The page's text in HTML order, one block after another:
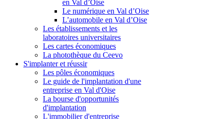
en Val d’Oise
Le numérique en Val d’Oise
L’automobile en Val d’Oise
Les établissements et les
laboratoires universitaires
Les cartes économiques
La photothèque du Ceevo
S'implanter et réussir
Les pôles économiques
Le guide de l'implantation d'une
entreprise en Val d'Oise
La bourse d'opportunités
d'implantation
L'immobilier d'entreprise